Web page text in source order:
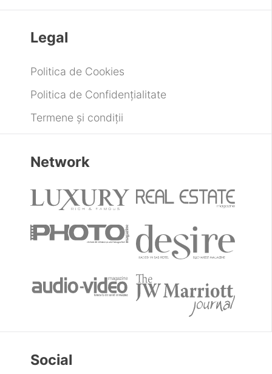
Legal
Politica de Cookies
Politica de Confidențialitate
Termene și condiții
Network
Social